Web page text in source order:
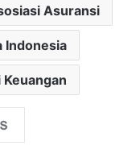
Asuransi
Indonesia